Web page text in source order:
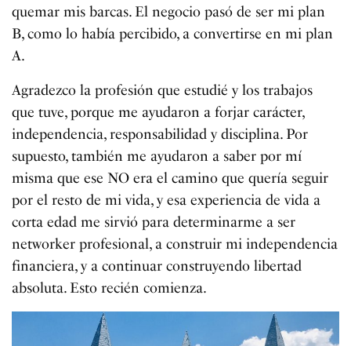
quemar mis barcas. El negocio pasó de ser mi plan
B, como lo había percibido, a convertirse en mi plan
A.
Agradezco la profesión que estudié y los trabajos
que tuve, porque me ayudaron a forjar carácter,
independencia, responsabilidad y disciplina. Por
supuesto, también me ayudaron a saber por mí
misma que ese NO era el camino que quería seguir
por el resto de mi vida, y esa experiencia de vida a
corta edad me sirvió para determinarme a ser
networker profesional, a construir mi independencia
financiera, y a continuar construyendo libertad
absoluta. Esto recién comienza.